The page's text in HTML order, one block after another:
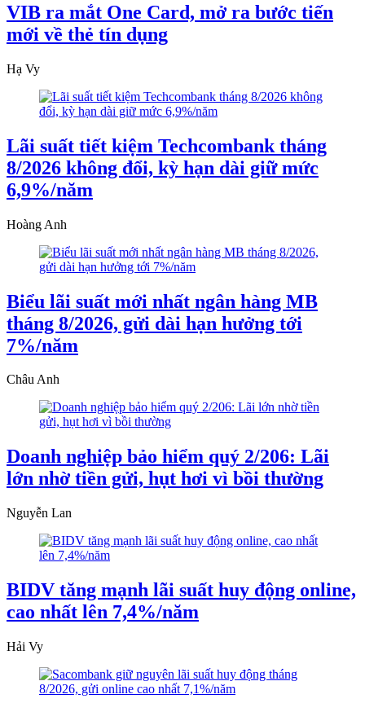
VIB ra mắt One Card, mở ra bước tiến
mới về thẻ tín dụng
Hạ Vy
Lãi suất tiết kiệm Techcombank tháng
8/2026 không đổi, kỳ hạn dài giữ mức
6,9%/năm
Hoàng Anh
Biểu lãi suất mới nhất ngân hàng MB
tháng 8/2026, gửi dài hạn hưởng tới
7%/năm
Châu Anh
Doanh nghiệp bảo hiểm quý 2/206: Lãi
lớn nhờ tiền gửi, hụt hơi vì bồi thường
Nguyễn Lan
BIDV tăng mạnh lãi suất huy động online,
cao nhất lên 7,4%/năm
Hải Vy